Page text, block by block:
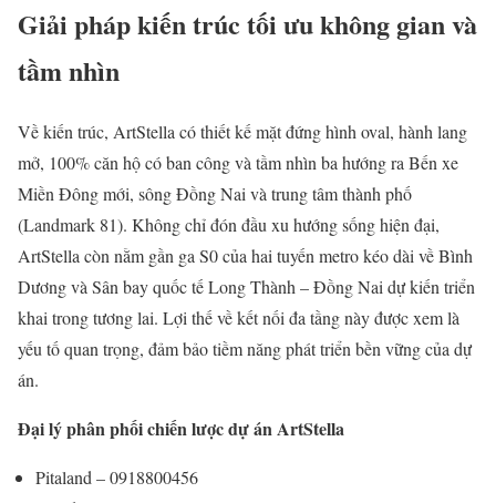
Giải pháp kiến trúc tối ưu không gian và
tầm nhìn
Về kiến trúc, ArtStella có thiết kế mặt đứng hình oval, hành lang
mở, 100% căn hộ có ban công và tầm nhìn ba hướng ra Bến xe
Miền Đông mới, sông Đồng Nai và trung tâm thành phố
(Landmark 81). Không chỉ đón đầu xu hướng sống hiện đại,
ArtStella còn nằm gần ga S0 của hai tuyến metro kéo dài về Bình
Dương và Sân bay quốc tế Long Thành – Đồng Nai dự kiến triển
khai trong tương lai. Lợi thế về kết nối đa tầng này được xem là
yếu tố quan trọng, đảm bảo tiềm năng phát triển bền vững của dự
án.
Đại lý phân phối chiến lược dự án ArtStella
Pitaland – 0918800456